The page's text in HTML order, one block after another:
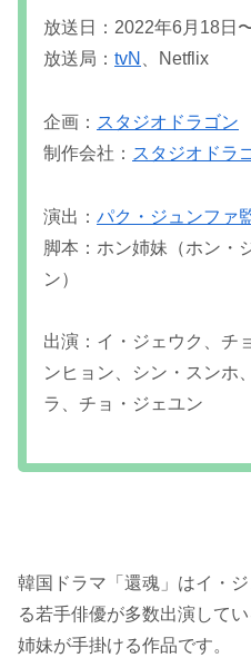
放送日：2022年6月18日
放送局： tvN 、Netflix
企画： スタジオドラゴン
制作会社： スタジオドラ
演出： パク・ジュンファ
脚本：ホン姉妹（ホン・
ン）
出演：イ・ジェウク、チ
ンヒョン、シン・スンホ
ラ、チョ・ジェユン
韓国ドラマ「還魂」はイ・
る若手俳優が多数出演して
姉妹が手掛ける作品です。